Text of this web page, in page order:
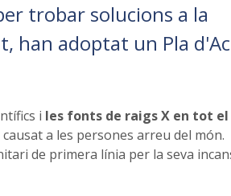
trobar solucions a la
han adoptat un Pla
i les fonts de raigs X en tot
a les persones arreu del món.
de primera línia per la seva